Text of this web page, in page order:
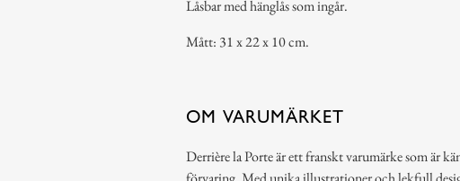
Låsbar med hänglås som ingår.
Mått: 31 x 22 x 10 cm.
OM VARUMÄRKET
Derrière la Porte är ett franskt varumärke som är